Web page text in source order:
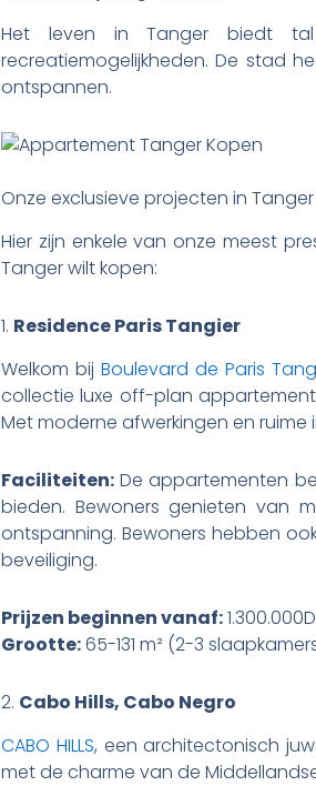
Het leven in Tanger biedt tal
recreatiemogelijkheden. De stad
ontspannen.
Onze exclusieve projecten in Tanger
Hier zijn enkele van onze meest
Tanger wilt kopen:
1. Residence Paris Tangier
Welkom bij Boulevard de Paris
collectie luxe off-plan
Met moderne afwerkingen en
Faciliteiten: De appartementen
bieden. Bewoners genieten van
ontspanning. Bewoners hebben
beveiliging.
Prijzen beginnen vanaf:
Grootte:65-131 m² (2-3
2. Cabo Hills, Cabo Negro
CABO HILLS, een architectonisch
met de charme van de